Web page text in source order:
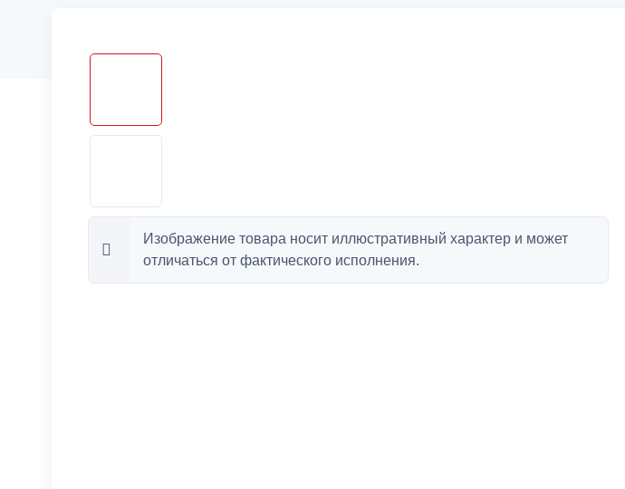
Изображение товара носит иллюстративный характер и может
отличаться от фактического исполнения.